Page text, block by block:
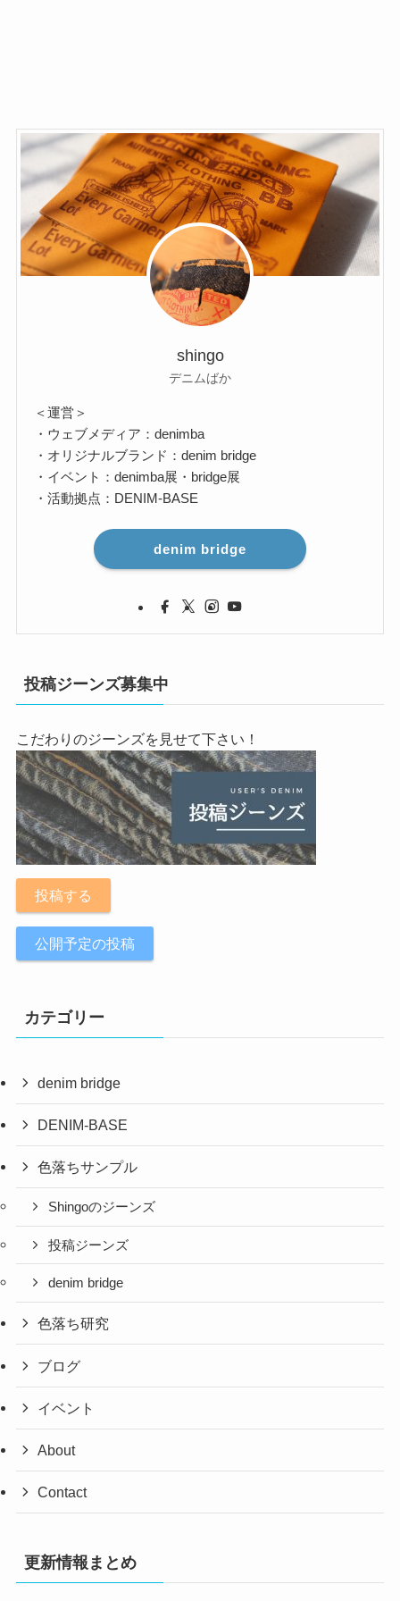
shingo
デニムばか
＜運営＞
・ウェブメディア：denimba
・オリジナルブランド：denim bridge
・イベント：denimba展・bridge展
・活動拠点：DENIM-BASE
denim bridge
投稿ジーンズ募集中
こだわりのジーンズを見せて下さい！
投稿する
公開予定の投稿
カテゴリー
denim bridge
DENIM-BASE
色落ちサンプル
Shingoのジーンズ
投稿ジーンズ
denim bridge
色落ち研究
ブログ
イベント
About
Contact
更新情報まとめ